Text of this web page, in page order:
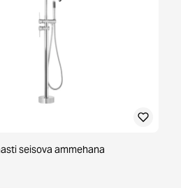
seisova ammehana